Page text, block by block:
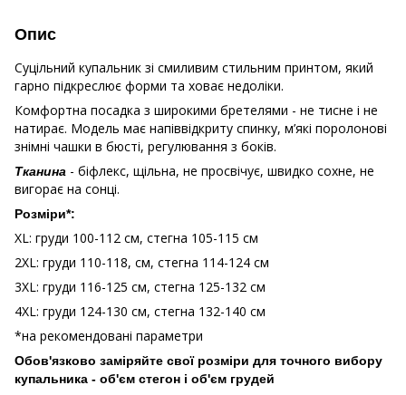
Опис
Cуцільний купальник зі смиливим стильним принтом, який
гарно підкреслює форми та ховає недоліки.
Комфортна посадка з широкими бретелями - не тисне і не
натирає. Модель має напіввідкриту спинку, м’які поролонові
знімні чашки в бюсті, регулювання з боків.
Тканина - біфлекс, щільна, не просвічує, швидко сохне, не
вигорає на сонці.
Розміри*:
XL: груди 100-112 см, стегна 105-115 см
2XL: груди 110-118, см, стегна 114-124 см
3XL: груди 116-125 см, стегна 125-132 см
4XL: груди 124-130 см, стегна 132-140 см
*на рекомендовані параметри
Обов'язково заміряйте свої розміри для точного вибору
купальника - об'єм стегон і об'єм грудей